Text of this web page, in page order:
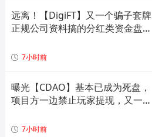
远离！【DigiFT】又一个骗子套牌
正规公司资料搞的分红类资金盘骗
7小时前
曝光【CDAO】基本已成为死盘，
项目方一边禁止玩家提现，又一边
7小时前